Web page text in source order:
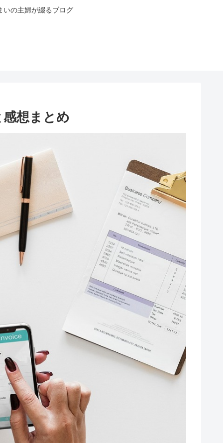
いの主婦が綴るブログ
想まとめ